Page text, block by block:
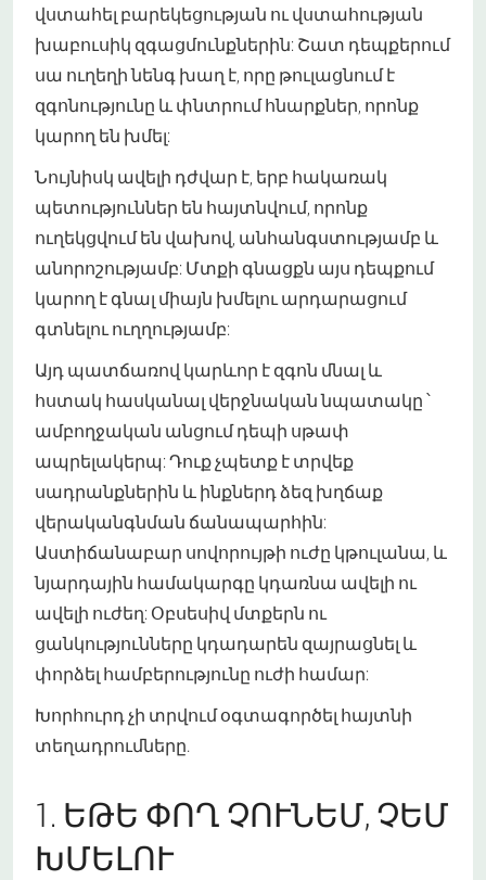
վստահել բարեկեցության ու վստահության
խաբուսիկ զգացմունքներին: Շատ դեպքերում
սա ուղեղի նենգ խաղ է, որը թուլացնում է
զգոնությունը և փնտրում հնարքներ, որոնք
կարող են խմել:
Նույնիսկ ավելի դժվար է, երբ հակառակ
պետություններ են հայտնվում, որոնք
ուղեկցվում են վախով, անհանգստությամբ և
անորոշությամբ: Մտքի գնացքն այս դեպքում
կարող է գնալ միայն խմելու արդարացում
գտնելու ուղղությամբ:
Այդ պատճառով կարևոր է զգոն մնալ և
հստակ հասկանալ վերջնական նպատակը ՝
ամբողջական անցում դեպի սթափ
ապրելակերպ: Դուք չպետք է տրվեք
սադրանքներին և ինքներդ ձեզ խղճաք
վերականգնման ճանապարհին:
Աստիճանաբար սովորույթի ուժը կթուլանա, և
նյարդային համակարգը կդառնա ավելի ու
ավելի ուժեղ: Օբսեսիվ մտքերն ու
ցանկությունները կդադարեն զայրացնել և
փորձել համբերությունը ուժի համար:
Խորհուրդ չի տրվում օգտագործել հայտնի
տեղադրումները.
1. ԵԹԵ ՓՈՂ ՉՈՒՆԵՄ, ՉԵՄ
ԽՄԵԼՈՒ